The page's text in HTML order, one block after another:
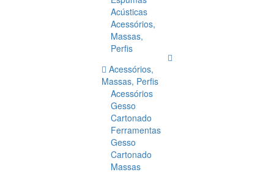
Acústicas
Acessórios,
Massas,
Perfis
Acessórios,
Massas, Perfis
Acessórios
Gesso
Cartonado
Ferramentas
Gesso
Cartonado
Massas